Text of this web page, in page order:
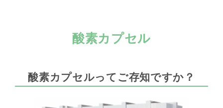
酸素カプセル
酸素カプセルってご存知ですか？